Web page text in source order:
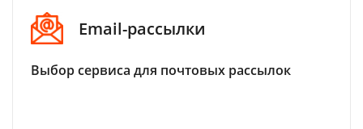
Email-рассылки
Выбор сервиса для почтовых рассылок